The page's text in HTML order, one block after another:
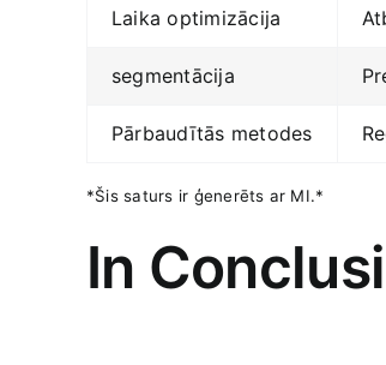
Laika optimizācija
segmentācija
Pārbaudītās metodes
*Šis saturs ir ģenerēts ar MI.*
In